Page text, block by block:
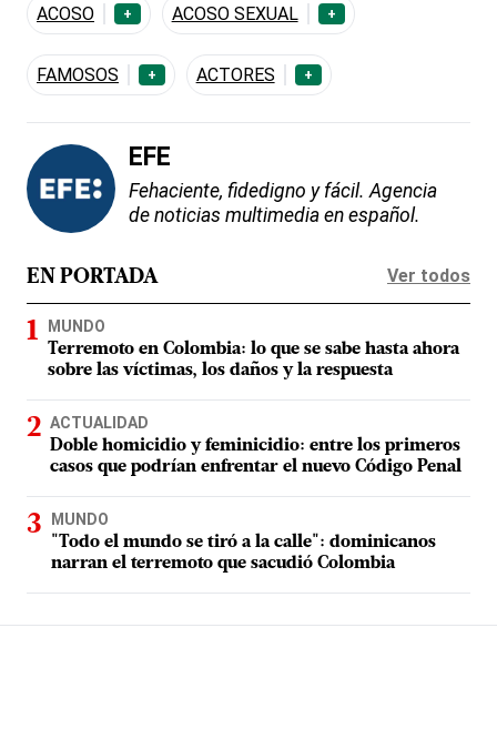
ACOSO + ACOSO SEXUAL +
FAMOSOS + ACTORES +
EFE
Fehaciente, fidedigno y fácil. Agencia
de noticias multimedia en español.
EN PORTADA Ver todos
MUNDO
Terremoto en Colombia: lo que se sabe hasta ahora
sobre las víctimas, los daños y la respuesta
ACTUALIDAD
Doble homicidio y feminicidio: entre los primeros
casos que podrían enfrentar el nuevo Código Penal
MUNDO
"Todo el mundo se tiró a la calle": dominicanos
narran el terremoto que sacudió Colombia